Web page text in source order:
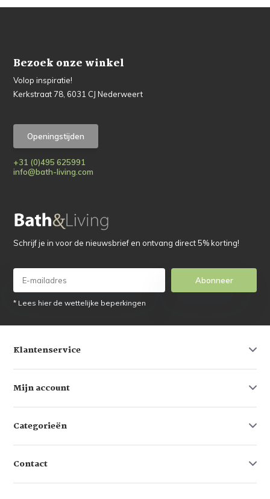
Bezoek onze winkel
Volop inspiratie!
Kerkstraat 78, 6031 CJ Nederweert
Openingstijden
+31 (0)495 625991
info@bath-living.com
Schrijf je in voor de nieuwsbrief en ontvang direct 5% korting!
Abonneer
* Lees hier de wettelijke beperkingen
Klantenservice
Mijn account
Categorieën
Contact